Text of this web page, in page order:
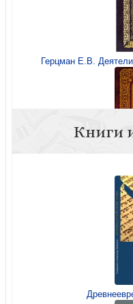
Герцман Е.В.
Герцман Е.В.
Книги